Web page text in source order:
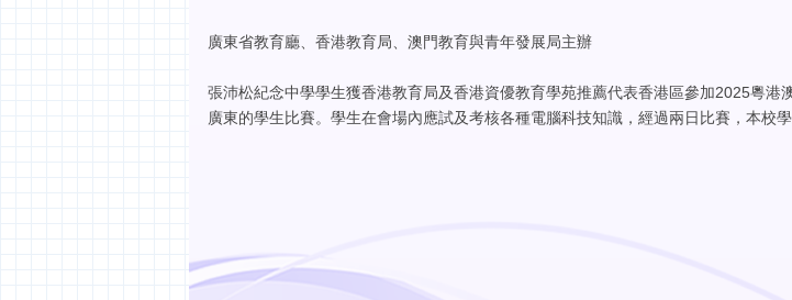
廣東省教育廳、香港教育局、澳門教育與青年發展局主辦
張沛松紀念中學學生獲香港教育局及香港資優教育學苑推薦代表香港區參加2025粵港
廣東的學生比賽。學生在會場內應試及考核各種電腦科技知識，經過兩日比賽，本校